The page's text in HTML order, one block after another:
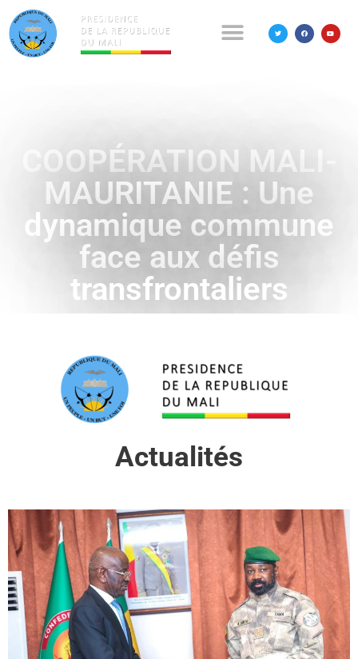
COOPÉRATION MALI-
MAURITANIE : Une
dynamique commune
face aux défis
transfrontaliers
Actualités